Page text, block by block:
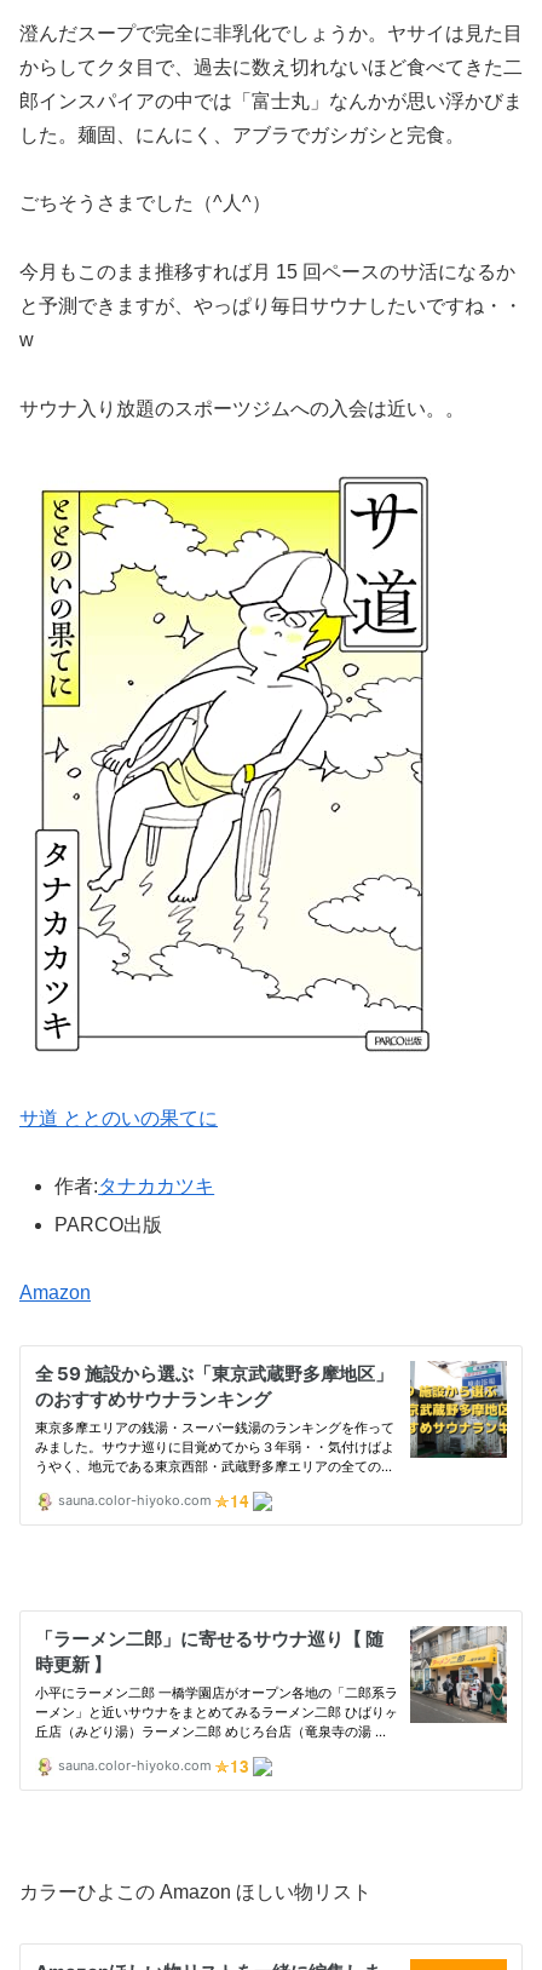
澄んだスープで完全に非乳化でしょうか。ヤサイは見た目
からしてクタ目で、過去に数え切れないほど食べてきた二
郎インスパイアの中では「富士丸」なんかが思い浮かびま
した。麺固、にんにく、アブラでガシガシと完食。
ごちそうさまでした（^人^）
今月もこのまま推移すれば月 15 回ペースのサ活になるか
と予測できますが、やっぱり毎日サウナしたいですね・・
w
サウナ入り放題のスポーツジムへの入会は近い。。
サ道 ととのいの果てに
作者:タナカカツキ
PARCO出版
Amazon
カラーひよこの Amazon ほしい物リスト